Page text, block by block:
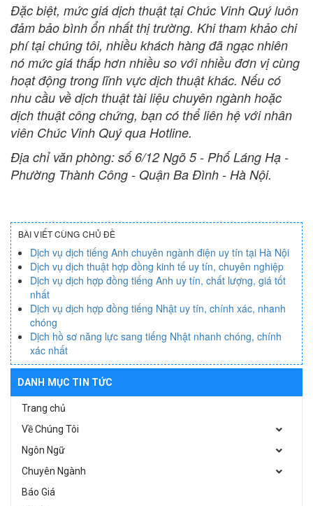
Đặc biệt, mức giá dịch thuật tại Chúc Vinh Quý luôn
đảm bảo bình ổn nhất thị trường. Khi tham khảo chi
phí tại chúng tôi, nhiều khách hàng đã ngạc nhiên
nó mức giá thấp hơn nhiều so với nhiều đơn vị cùng
hoạt động trong lĩnh vực dịch thuật khác. Nếu có
nhu cầu về dịch thuật tài liệu chuyên ngành hoặc
dịch thuật công chứng, bạn có thể liên hệ với nhân
viên Chúc Vinh Quý qua Hotline.
Địa chỉ văn phòng: số 6/12 Ngõ 5 - Phố Láng Hạ -
Phường Thành Công - Quận Ba Đình - Hà Nội.
BÀI VIẾT CÙNG CHỦ ĐỀ
Dịch vụ dịch tiếng Anh chuyên ngành điện uy tín tại Hà Nội
Dịch vụ dịch thuật hợp đồng kinh tế uy tín, chuyên nghiệp
Dịch vụ dịch hợp đồng tiếng Anh uy tín, chất lượng, giá tốt
nhất
Dịch vụ dịch hợp đồng tiếng Nhật uy tín, chính xác, nhanh
chóng
Dịch hồ sơ năng lực sang tiếng Nhật nhanh chóng, chính
xác nhất
DANH MỤC TIN TỨC
Trang chủ
Về Chúng Tôi
Ngôn Ngữ
Chuyên Ngành
Báo Giá